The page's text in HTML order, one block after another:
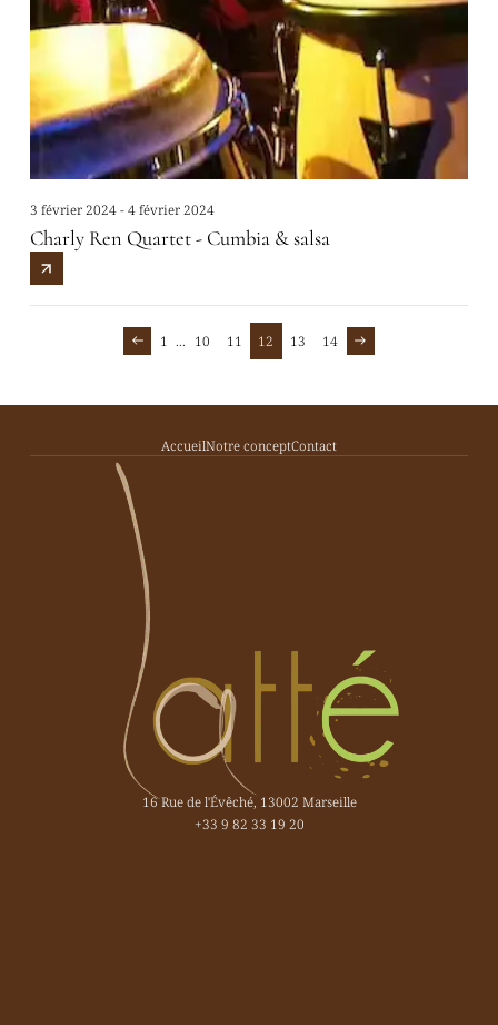
3 février 2024 - 4 février 2024
Charly Ren Quartet - Cumbia & salsa
1 ... 10 11 12 13 14
AccueilNotre conceptContact
16 Rue de l'Évêché, 13002 Marseille
+33 9 82 33 19 20